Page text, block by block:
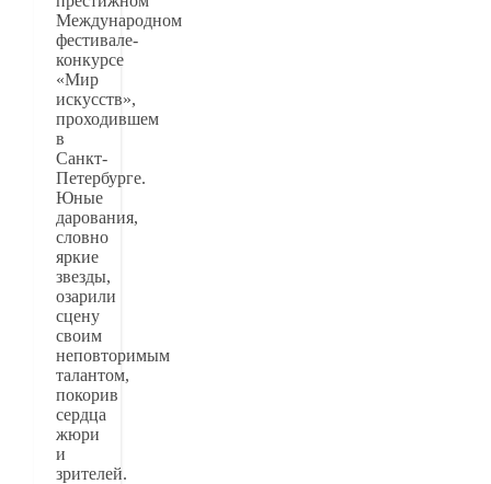
Международном
фестивале-
конкурсе
«Мир
искусств»,
проходившем
в
Санкт-
Петербурге.
Юные
дарования,
словно
яркие
звезды,
озарили
сцену
своим
неповторимым
талантом,
покорив
сердца
жюри
и
зрителей.